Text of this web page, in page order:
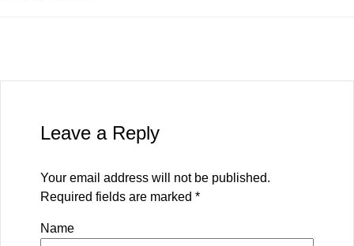
Leave a Reply
Your email address will not be published.
Required fields are marked *
Name